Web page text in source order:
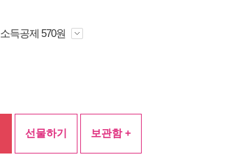
소득공제 570원
선물하기 보관함 +